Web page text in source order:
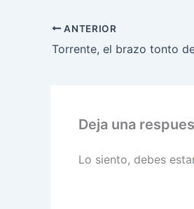
ANTERIOR
Torrente, el brazo tonto
Deja una
Lo siento, debes